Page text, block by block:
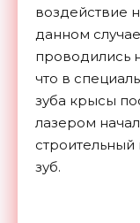
воздействие
данном
проводились
что в
зуба крысы
лазером
строительный
зуб.